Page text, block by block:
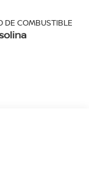
DE COMBUSTIBLE